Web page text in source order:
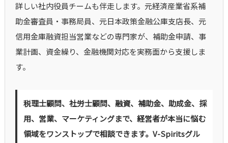
詳しい社内役員チームも伴走します。元経済産業省系補
助金審査員・事務局員、元日本政策金融公庫支店長、元
信用金庫融資担当営業などの専門家が、補助金申請、事
業計画、資金繰り、金融機関対応を実務面から支援しま
す。
税理士顧問、社労士顧問、融資、補助金、助成金、採
用、営業、マーケティングまで、経営者が本当に悩む
領域をワンストップで相談できます。V-Spiritsグル